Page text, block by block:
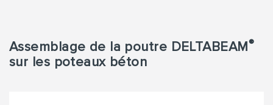
Assemblage de la poutre DELTABEAM®
sur les poteaux béton